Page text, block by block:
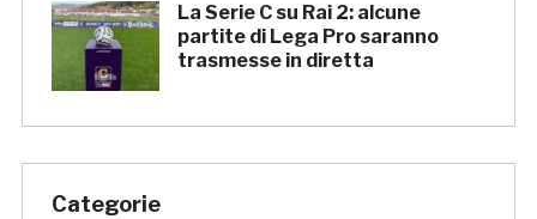
La Serie C su Rai 2: alcune
partite di Lega Pro saranno
trasmesse in diretta
Categorie